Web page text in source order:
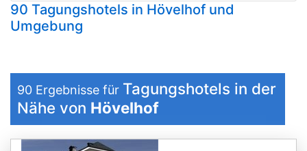
90 Tagungshotels in Hövelhof und
Umgebung
90 Ergebnisse für Tagungshotels in der
Nähe von Hövelhof